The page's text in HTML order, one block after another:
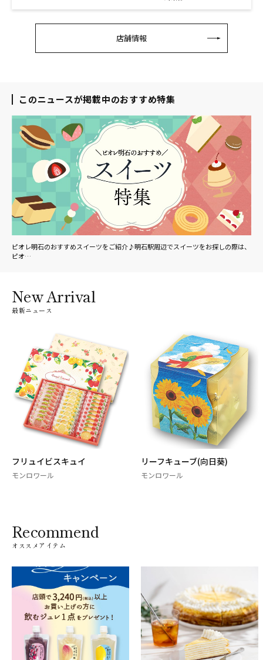
店舗情報
このニュースが掲載中のおすすめ特集
ピオレ明石のおすすめスイーツをご紹介♪明石駅周辺でスイーツをお探しの際は、
ピオ…
New Arrival
最新ニュース
フリュイビスキュイ
モンロワール
リーフキューブ(向日葵)
モンロワール
Recommend
オススメアイテム